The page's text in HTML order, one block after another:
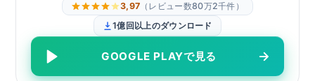
3,97 （レビュー数80万2千件）
1億回以上のダウンロード
GOOGLE PLAYで見る